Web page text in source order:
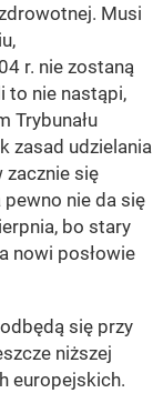
Musi
r. nie zostaną
to nie nastąpi,
Trybunału
zasad udzielania
się
nie da się
bo stary
nowi posłowie
się przy
niższej
europejskich.